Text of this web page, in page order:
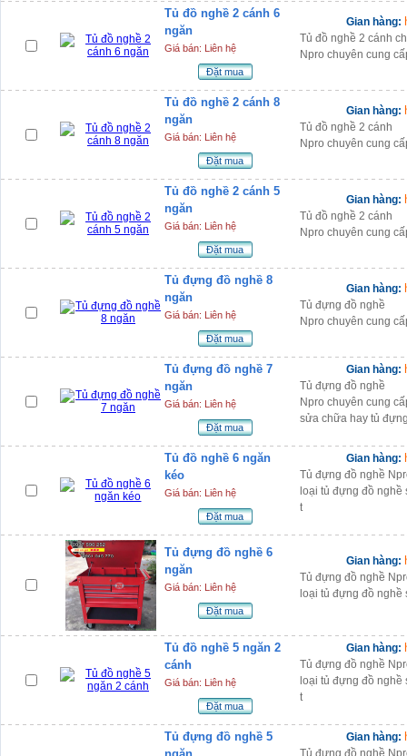
Tủ đồ nghề 2 cánh 6
ngăn
Giá bán: Liên hệ
Đặt mua
Gian hàng:
Tủ đồ nghề 2 cánh
Npro chuyên cung
Tủ đồ nghề 2 cánh 8
ngăn
Giá bán: Liên hệ
Đặt mua
Gian hàng:
Tủ đồ nghề 2 cánh
Npro chuyên cung
Tủ đồ nghề 2 cánh 5
ngăn
Giá bán: Liên hệ
Đặt mua
Gian hàng:
Tủ đồ nghề 2 cánh
Npro chuyên cung
Tủ đựng đồ nghề 8
ngăn
Giá bán: Liên hệ
Đặt mua
Gian hàng:
Tủ đựng đồ nghề
Npro chuyên cung
Tủ đựng đồ nghề 7
ngăn
Giá bán: Liên hệ
Đặt mua
Gian hàng:
Tủ đựng đồ nghề
Npro chuyên cung
sửa chữa hay tủ
Tủ đồ nghề 6 ngăn
kéo
Giá bán: Liên hệ
Đặt mua
Gian hàng:
Tủ đựng đồ nghề
loại tủ đựng đồ
t
Tủ đựng đồ nghề 6
ngăn
Giá bán: Liên hệ
Đặt mua
Gian hàng:
Tủ đựng đồ nghề
loại tủ đựng đồ nghề
Tủ đồ nghề 5 ngăn 2
cánh
Giá bán: Liên hệ
Đặt mua
Gian hàng:
Tủ đựng đồ nghề
loại tủ đựng đồ
t
Tủ đựng đồ nghề 5
Gian hàng:
Tủ đựng đồ nghề